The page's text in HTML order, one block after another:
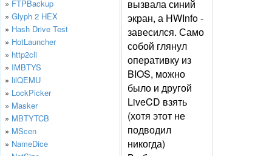
» FTPBackup
» Glyph 2 HEX
» Hash Drive Test
» HotLauncher
» http2cli
» IMBTYS
» lilQEMU
» LockPicker
» Masker
» MBTYTCB
» MScen
» NameDice
вызвала синий
экран, а HWInfo -
завесился. Само
собой глянул
оперативку из
BIOS, можно
было и другой
LiveCD взять
(хотя этот не
подводил
никогда)